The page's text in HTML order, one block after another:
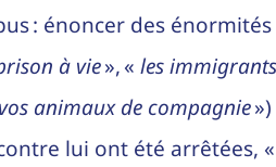
: énoncer des énormités
à vie», « les
animaux de compagnie»)
lui ont été arrêtées,